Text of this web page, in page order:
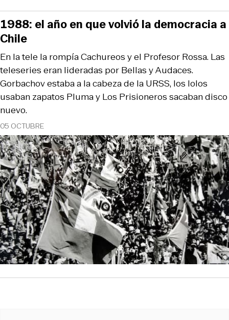
05 OCTUBRE
En la tele la rompía Cachureos y el Profesor Rossa. Las
teleseries eran lideradas por Bellas y Audaces.
Gorbachov estaba a la cabeza de la URSS, los lolos
usaban zapatos Pluma y Los Prisioneros sacaban disco
nuevo.
1988: el año en que volvió la democracia a
Chile